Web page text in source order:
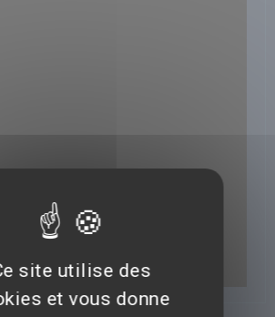
site utilise des
et vous donne